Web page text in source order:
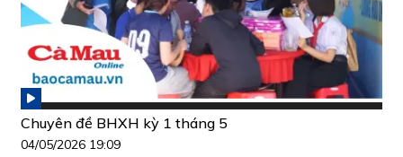
Chuyên đề BHXH kỳ 1 tháng 5
04/05/2026 19:09